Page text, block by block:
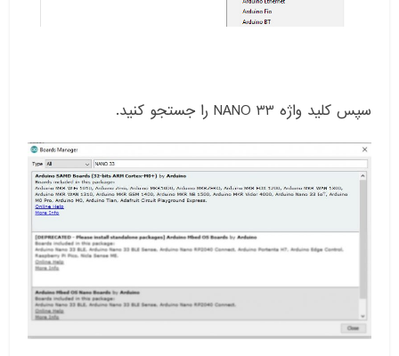
سپس کلید واژه NANO 33 را جستجو کنید.